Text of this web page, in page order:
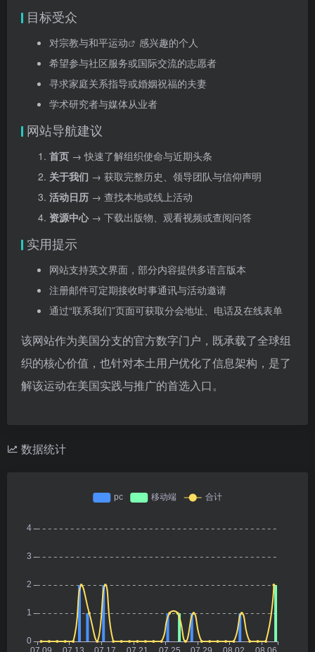
目标受众
对宗教与和平运动
感兴趣的个人
希望参与社区服务或国际交流的志愿者
寻求家庭关系指导或婚姻祝福的夫妻
学术研究者与媒体从业者
网站导航建议
首页 → 快速了解组织使命与近期头条
关于我们 → 获取完整历史、领导团队与信仰声明
活动日历 → 查找本地或线上活动
资源中心→ 下载出版物、观看视频或查阅问答
实用提示
网站支持英文界面，部分内容提供多语言版本
注册邮件可定期接收时事通讯与活动邀请
通过“联系我们”页面可获取分会地址、电话及在线表单
该网站作为美国分支的官方数字门户，既承载了全球组
织的核心价值，也针对本土用户优化了信息架构，是了
解该运动在美国实践与推广的首选入口。
数据统计